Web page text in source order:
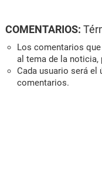
COMENTARIOS:
Los comentarios
al tema de la noticia,
Cada usuario será el
comentarios.